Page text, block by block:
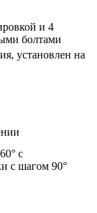
и 4
болтами
установлен на
с
с шагом 90°